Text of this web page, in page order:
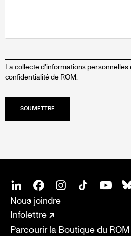
La collecte d'informations personnelles
confidentialité de ROM.
SOCIAL
LinkedinFacebookInstagram
CONNECT
Nous joindre
Infolettre
Parcourir la Boutique du ROM